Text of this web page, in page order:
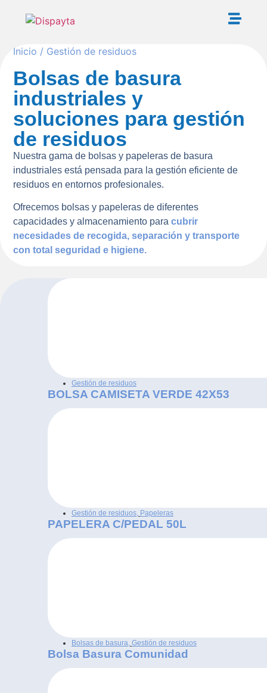
Inicio / Gestión de residuos
Bolsas de basura
industriales y
soluciones para gestión
de residuos
Nuestra gama de bolsas y papeleras de basura
industriales está pensada para la gestión eficiente de
residuos en entornos profesionales.
Ofrecemos bolsas y papeleras de diferentes
capacidades y almacenamiento para cubrir
necesidades de recogida, separación y transporte
con total seguridad e higiene.
Gestión de residuos
BOLSA CAMISETA VERDE 42X53
Gestión de residuos, Papeleras
PAPELERA C/PEDAL 50L
Bolsas de basura Gestión de residuos
Bolsa Basura Comunidad